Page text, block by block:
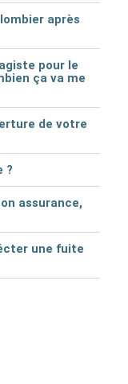
après
pour le
ça va me
de votre
?
assurance,
une fuite